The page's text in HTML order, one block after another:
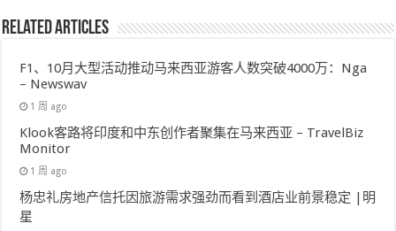
Related Articles
F1、10月大型活动推动马来西亚游客人数突破4000万：Nga
– Newswav
1 周 ago
Klook客路将印度和中东创作者聚集在马来西亚 – TravelBiz
Monitor
1 周 ago
杨忠礼房地产信托因旅游需求强劲而看到酒店业前景稳定 |明
星